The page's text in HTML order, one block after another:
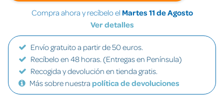
Compra ahora y recíbelo el Martes 11 de Agosto
Ver detalles
Envío gratuito a partir de 50 euros.
Recíbelo en 48 horas. (Entregas en Península)
Recogida y devolución en tienda gratis.
Más sobre nuestra política de devoluciones